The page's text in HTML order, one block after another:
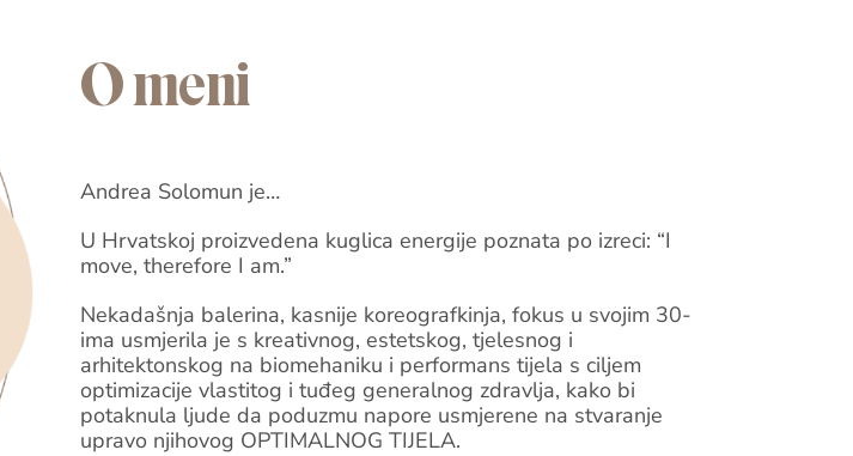
O meni
Andrea Solomun je…
U Hrvatskoj proizvedena kuglica energije poznata po izreci: “I
move, therefore I am.”
Nekadašnja balerina, kasnije koreografkinja, fokus u svojim 30-
ima usmjerila je s kreativnog, estetskog, tjelesnog i
arhitektonskog na biomehaniku i performans tijela s ciljem
optimizacije vlastitog i tuđeg generalnog zdravlja, kako bi
potaknula ljude da poduzmu napore usmjerene na stvaranje
upravo njihovog OPTIMALNOG TIJELA.